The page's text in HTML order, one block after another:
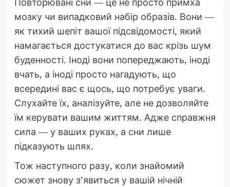
мозку чи випадковий набір образів. Вони —
як тихий шепіт вашої підсвідомості, який
намагається достукатися до вас крізь шум
буденності. Іноді вони попереджають, іноді
вчать, а іноді просто нагадують, що
всередині вас є щось, що потребує уваги.
Слухайте їх, аналізуйте, але не дозволяйте
їм керувати вашим життям. Адже справжня
сила — у ваших руках, а сни лише
підказують шлях.
Тож наступного разу, коли знайомий
сюжет знову з’явиться у вашій нічній